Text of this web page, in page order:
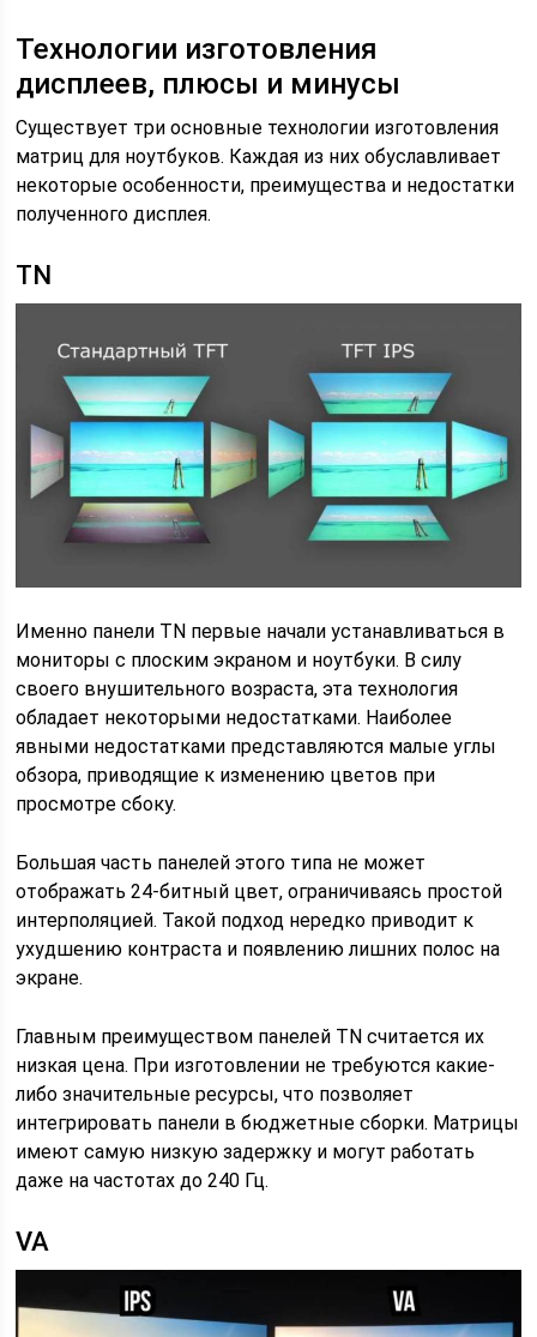
Технологии изготовления
дисплеев, плюсы и минусы
Существует три основные технологии изготовления
матриц для ноутбуков. Каждая из них обуславливает
некоторые особенности, преимущества и недостатки
полученного дисплея.
TN
Именно панели TN первые начали устанавливаться в
мониторы с плоским экраном и ноутбуки. В силу
своего внушительного возраста, эта технология
обладает некоторыми недостатками. Наиболее
явными недостатками представляются малые углы
обзора, приводящие к изменению цветов при
просмотре сбоку.
Большая часть панелей этого типа не может
отображать 24-битный цвет, ограничиваясь простой
интерполяцией. Такой подход нередко приводит к
ухудшению контраста и появлению лишних полос на
экране.
Главным преимуществом панелей TN считается их
низкая цена. При изготовлении не требуются какие-
либо значительные ресурсы, что позволяет
интегрировать панели в бюджетные сборки. Матрицы
имеют самую низкую задержку и могут работать
даже на частотах до 240 Гц.
VA